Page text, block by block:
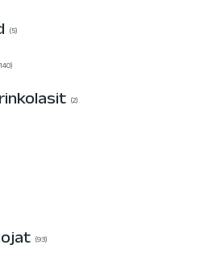
5
140
2
93